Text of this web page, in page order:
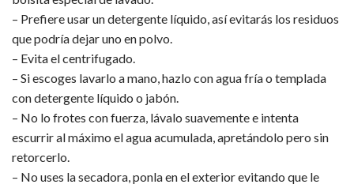
– Prefiere usar un detergente líquido, así evitarás los residuos
que podría dejar uno en polvo.
– Evita el centrifugado.
– Si escoges lavarlo a mano, hazlo con agua fría o templada
con detergente líquido o jabón.
– No lo frotes con fuerza, lávalo suavemente e intenta
escurrir al máximo el agua acumulada, apretándolo pero sin
retorcerlo.
– No uses la secadora, ponla en el exterior evitando que le